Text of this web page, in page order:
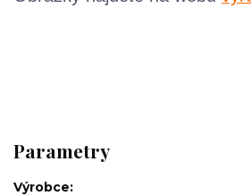
Parametry
Výrobce